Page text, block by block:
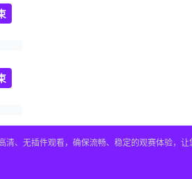
、无插件观看，确保流畅、稳定的观赛体验，